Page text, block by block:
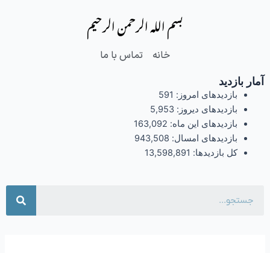
بسم الله الرحمن الرحیم
خانه تماس با ما
آمار بازدید
بازدیدهای امروز: 591
بازدیدهای دیروز: 5,953
بازدیدهای این ماه: 163,092
بازدیدهای امسال: 943,508
کل بازدیدها: 13,598,891